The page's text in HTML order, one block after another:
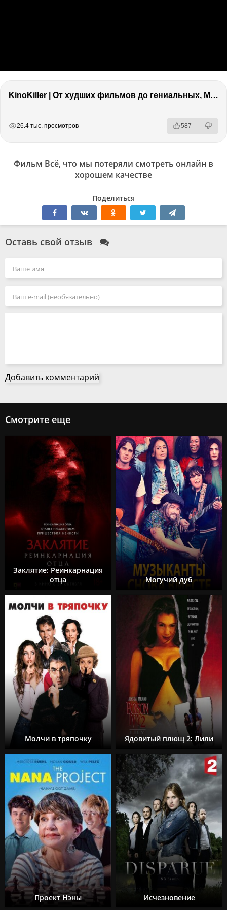
KinoKiller | От худших фильмов до гениальных, Marvel, Оскар и что бесит в кино!
26.4 тыс. просмотров 587
Фильм Всё, что мы потеряли смотреть онлайн в
хорошем качестве
Поделиться
Оставь свой отзыв
Добавить комментарий
Смотрите еще
Заклятие: Реинкарнация
отца
Могучий дуб
Молчи в тряпочку Ядовитый плющ 2: Лили
Проект Нэны Исчезновение